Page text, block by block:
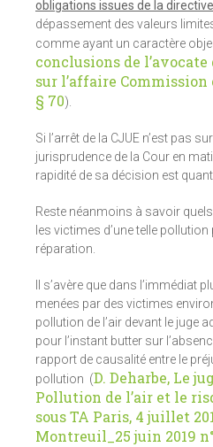
obligations issues de la
dépassement des valeurs
comme ayant un caractère
conclusions de l’avocate
sur l’affaire Commission
§ 70).
Si l’arrêt de la CJUE n’est pas
jurisprudence de la Cour en
rapidité de sa décision est
Reste néanmoins à savoir
les victimes d’une telle
réparation.
Il s’avère que dans l’immédiat
menées par des victimes
pollution de l’air devant le juge
pour l’instant butter sur
rapport de causalité entre le
pollution (D. Deharbe, Le
Pollution de l’air et le
sous TA Paris, 4 juillet
Montreuil_25 juin 2019